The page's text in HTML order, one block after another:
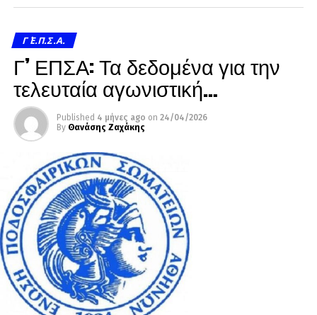
Γ΄ Ε.Π.Σ.Α.
Γ’ ΕΠΣΑ: Τα δεδομένα για την
τελευταία αγωνιστική…
Published 4 μήνες ago on 24/04/2026
By Θανάσης Ζαχάκης